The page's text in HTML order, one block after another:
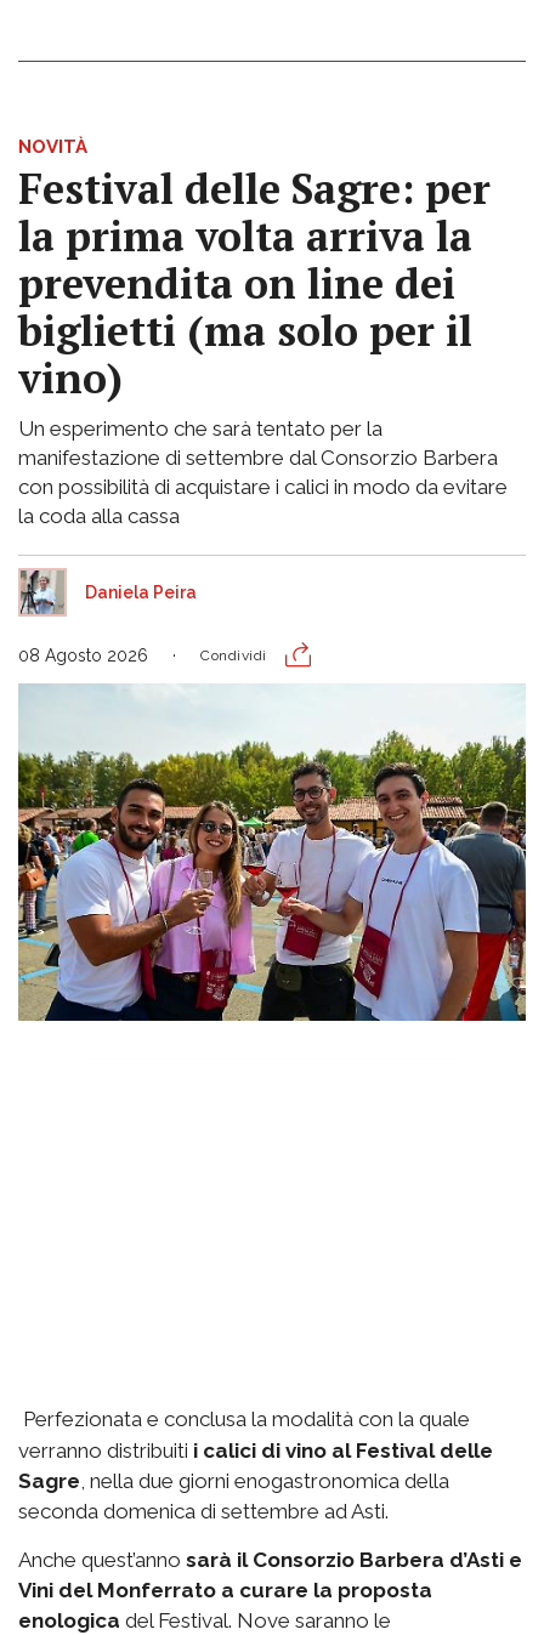
NOVITÀ
Festival delle Sagre: per
la prima volta arriva la
prevendita on line dei
biglietti (ma solo per il
vino)
Un esperimento che sarà tentato per la
manifestazione di settembre dal Consorzio Barbera
con possibilità di acquistare i calici in modo da evitare
la coda alla cassa
Daniela Peira
08 Agosto 2026 Condividi
Perfezionata e conclusa la modalità con la quale
verranno distribuiti i calici di vino al Festival delle
Sagre , nella due giorni enogastronomica della
seconda domenica di settembre ad Asti.
Anche quest’anno sarà il Consorzio Barbera d’Asti e
Vini del Monferrato a curare la proposta
enologica del Festival. Nove saranno le